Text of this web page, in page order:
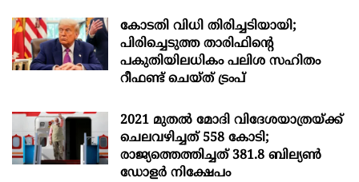
കോടതി വിധി തിരിച്ചടിയായി;
പിരിച്ചെടുത്ത താരിഫിന്‍റെ
പകുതിയിലധികം പലിശ സഹിതം
റീഫണ്ട് ചെയ്ത് ട്രംപ്
2021 മുതൽ മോദി വിദേശയാത്രയ്ക്ക്
ചെലവഴിച്ചത് 558 കോടി;
രാജ്യത്തെത്തിച്ചത് 381.8 ബില്യൺ
ഡോളർ നിക്ഷേപം